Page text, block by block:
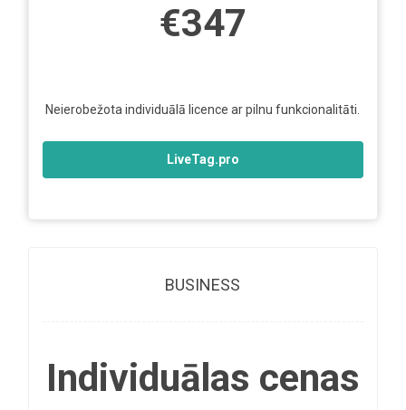
€347
Neierobežota individuālā licence ar pilnu funkcionalitāti.
LiveTag.pro
BUSINESS
Individuālas cenas